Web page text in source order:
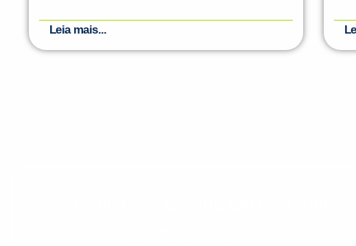
Leia mais...